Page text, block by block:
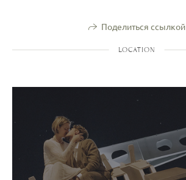
Поделиться ссылкой
LOCATION